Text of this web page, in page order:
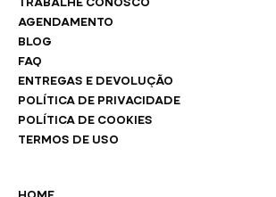
TRABALHE CONOSCO
AGENDAMENTO
BLOG
FAQ
ENTREGAS E DEVOLUÇÃO
POLÍTICA DE PRIVACIDADE
POLÍTICA DE COOKIES
TERMOS DE USO